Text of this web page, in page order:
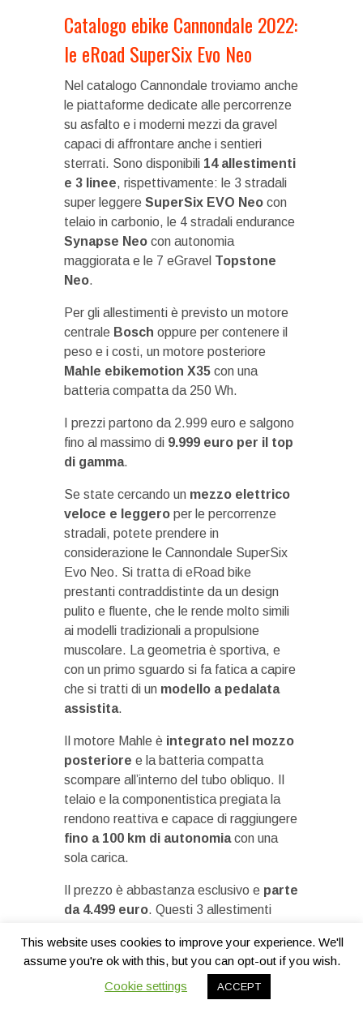
Catalogo ebike Cannondale 2022:
le eRoad SuperSix Evo Neo
Nel catalogo Cannondale troviamo anche
le piattaforme dedicate alle percorrenze
su asfalto e i moderni mezzi da gravel
capaci di affrontare anche i sentieri
sterrati. Sono disponibili 14 allestimenti
e 3 linee, rispettivamente: le 3 stradali
super leggere SuperSix EVO Neo con
telaio in carbonio, le 4 stradali endurance
Synapse Neo con autonomia
maggiorata e le 7 eGravel Topstone
Neo.
Per gli allestimenti è previsto un motore
centrale Bosch oppure per contenere il
peso e i costi, un motore posteriore
Mahle ebikemotion X35 con una
batteria compatta da 250 Wh.
I prezzi partono da 2.999 euro e salgono
fino al massimo di 9.999 euro per il top
di gamma.
Se state cercando un mezzo elettrico
veloce e leggero per le percorrenze
stradali, potete prendere in
considerazione le Cannondale SuperSix
Evo Neo. Si tratta di eRoad bike
prestanti contraddistinte da un design
pulito e fluente, che le rende molto simili
ai modelli tradizionali a propulsione
muscolare. La geometria è sportiva, e
con un primo sguardo si fa fatica a capire
che si tratti di un modello a pedalata
assistita.
Il motore Mahle è integrato nel mozzo
posteriore e la batteria compatta
scompare all’interno del tubo obliquo. Il
telaio e la componentistica pregiata la
rendono reattiva e capace di raggiungere
fino a 100 km di autonomiacon una
sola carica.
Il prezzo è abbastanza esclusivo e parte
da 4.499 euro. Questi 3 allestimenti
L.
Cannondale SuperSix Evo Neo 1 2022 –
This website uses cookies to improve your experience. We'll
assume you're ok with this, but you can opt-out if you wish.
Cookie settings
ACCEPT